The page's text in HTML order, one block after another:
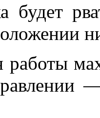
будет